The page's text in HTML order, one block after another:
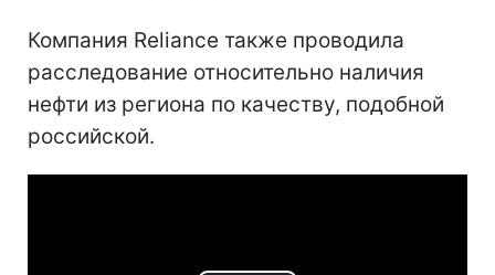
Компания Reliance также проводила
расследование относительно наличия
нефти из региона по качеству, подобной
российской.